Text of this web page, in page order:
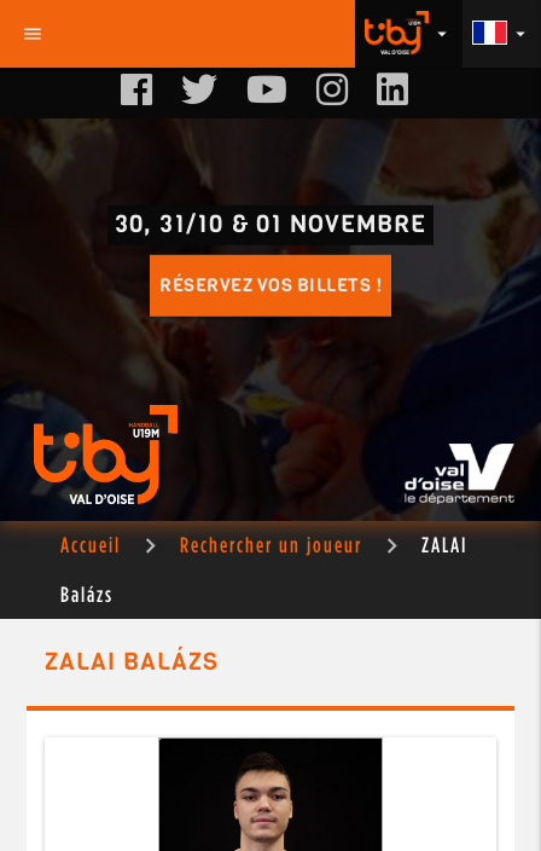
menu arrow_drop_down
arrow_drop_down
30, 31/10 & 01 NOVEMBRE
RÉSERVEZ VOS BILLETS !
Accueil Rechercher un joueur ZALAI
Balázs
ZALAI BALÁZS